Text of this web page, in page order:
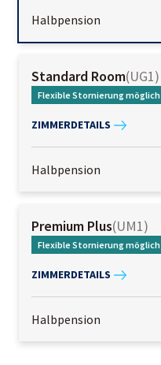
Halbpension
Standard Room(UG1)
Flexible Stornierung möglich
ZIMMERDETAILS
Halbpension
Premium Plus(UM1)
Flexible Stornierung möglich
ZIMMERDETAILS
Halbpension